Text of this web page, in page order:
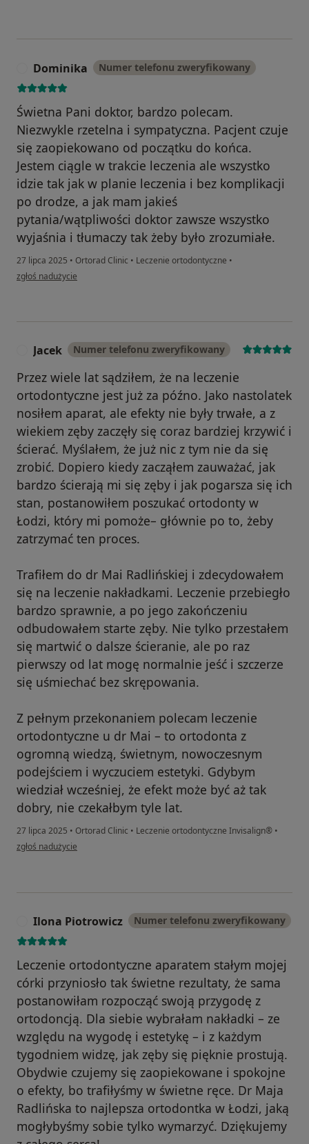
Dominika Numer telefonu zweryfikowany
Świetna Pani doktor, bardzo polecam.
Niezwykle rzetelna i sympatyczna. Pacjent czuje
się zaopiekowano od początku do końca.
Jestem ciągle w trakcie leczenia ale wszystko
idzie tak jak w planie leczenia i bez komplikacji
po drodze, a jak mam jakieś
pytania/wątpliwości doktor zawsze wszystko
wyjaśnia i tłumaczy tak żeby było zrozumiałe.
27 lipca 2025 • Ortorad Clinic • Leczenie ortodontyczne •
w opinii użytkownika Dominika
zgłoś nadużycie
Jacek Numer telefonu zweryfikowany
Przez wiele lat sądziłem, że na leczenie
ortodontyczne jest już za późno. Jako nastolatek
nosiłem aparat, ale efekty nie były trwałe, a z
wiekiem zęby zaczęły się coraz bardziej krzywić i
ścierać. Myślałem, że już nic z tym nie da się
zrobić. Dopiero kiedy zacząłem zauważać, jak
bardzo ścierają mi się zęby i jak pogarsza się ich
stan, postanowiłem poszukać ortodonty w
Łodzi, który mi pomoże– głównie po to, żeby
zatrzymać ten proces.
Trafiłem do dr Mai Radlińskiej i zdecydowałem
się na leczenie nakładkami. Leczenie przebiegło
bardzo sprawnie, a po jego zakończeniu
odbudowałem starte zęby. Nie tylko przestałem
się martwić o dalsze ścieranie, ale po raz
pierwszy od lat mogę normalnie jeść i szczerze
się uśmiechać bez skrępowania.
Z pełnym przekonaniem polecam leczenie
ortodontyczne u dr Mai – to ortodonta z
ogromną wiedzą, świetnym, nowoczesnym
podejściem i wyczuciem estetyki. Gdybym
wiedział wcześniej, że efekt może być aż tak
dobry, nie czekałbym tyle lat.
27 lipca 2025 • Ortorad Clinic • Leczenie ortodontyczne Invisalign® •
w opinii użytkownika Jacek
zgłoś nadużycie
Ilona Piotrowicz Numer telefonu zweryfikowany
Leczenie ortodontyczne aparatem stałym mojej
córki przyniosło tak świetne rezultaty, że sama
postanowiłam rozpocząć swoją przygodę z
ortodoncją. Dla siebie wybrałam nakładki – ze
względu na wygodę i estetykę – i z każdym
tygodniem widzę, jak zęby się pięknie prostują.
Obydwie czujemy się zaopiekowane i spokojne
o efekty, bo trafiłyśmy w świetne ręce. Dr Maja
Radlińska to najlepsza ortodontka w Łodzi, jaką
mogłybyśmy sobie tylko wymarzyć. Dziękujemy